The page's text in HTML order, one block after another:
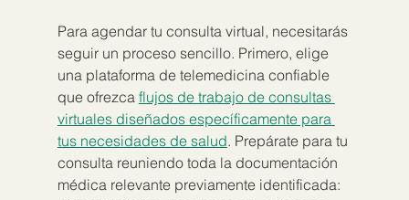
Para agendar tu consulta virtual, necesitarás
seguir un proceso sencillo. Primero, elige
una plataforma de telemedicina confiable
que ofrezca flujos de trabajo de consultas
virtuales diseñados específicamente para
tus necesidades de salud. Prepárate para tu
consulta reuniendo toda la documentación
médica relevante previamente identificada: